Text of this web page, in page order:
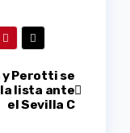
y Perotti se
la lista ante
el Sevilla C